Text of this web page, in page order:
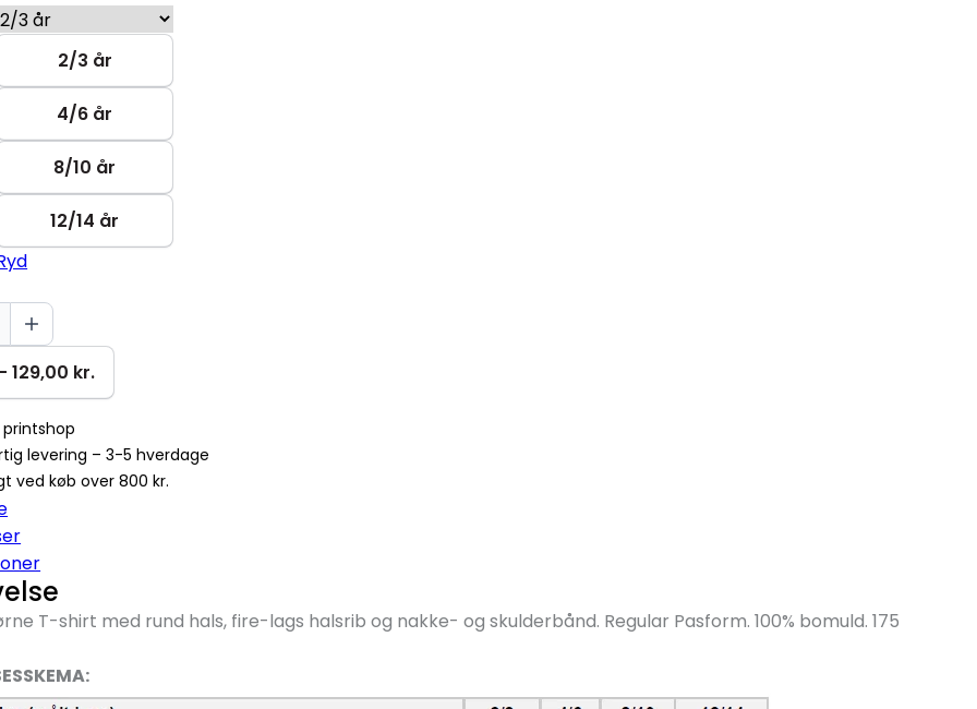
2/3 år
4/6 år
8/10 år
12/14 år
129,00 kr.
printshop
levering – 3-5 hverdage
ved køb over 800 kr.
T-shirt med rund hals, fire-lags halsrib og nakke- og skulderbånd. Regular Pasform. 100% bomuld. 175